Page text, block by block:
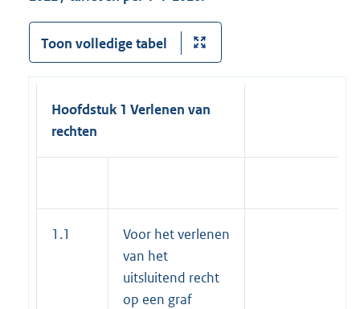
Toon volledige tabel
Hoofdstuk 1 Verlenen van
rechten
1.1
Voor het verlenen
van het
uitsluitend recht
op een graf